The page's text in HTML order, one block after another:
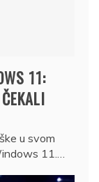
11:
u svom
11.…